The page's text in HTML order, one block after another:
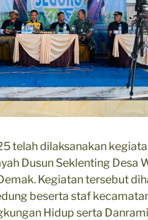
telah dilaksanakan
Dusun Seklenting Desa
Kegiatan tersebut
beserta staf
Hidup serta